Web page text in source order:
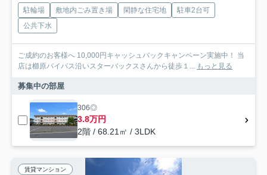
駐輪場 敷地内ごみ置き場 閑静な住宅地
駐車2台可
公共下水
ご成約のお客様へ 10,000円キャッシュバックキャンペーン実施中！ 当
店は櫛原バイパス沿いスターバックスさんから徒歩１... もっと見る
募集中の部屋
306◎
3.8万円
2階 / 68.21㎡ / 3LDK
賃貸マンション